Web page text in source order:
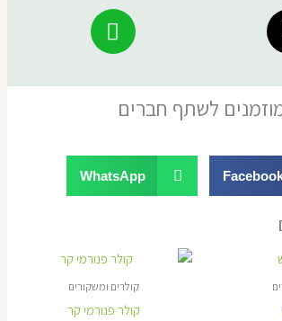
לשתף חברים
WhatsApp
קולרים ומשקורים
קולר פנורמי קר